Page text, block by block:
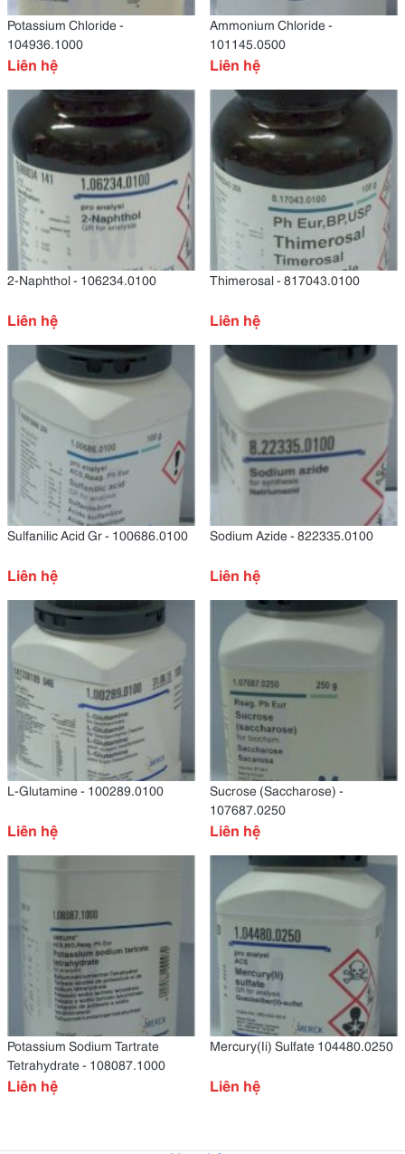
Potassium Chloride -
104936.1000
Liên hệ
Ammonium Chloride -
101145.0500
Liên hệ
2-Naphthol - 106234.0100
Liên hệ
Thimerosal - 817043.0100
Liên hệ
Sulfanilic Acid Gr - 100686.0100
Liên hệ
Sodium Azide - 822335.0100
Liên hệ
L-Glutamine - 100289.0100
Liên hệ
Sucrose (Saccharose) -
107687.0250
Liên hệ
Potassium Sodium Tartrate
Tetrahydrate - 108087.1000
Liên hệ
Mercury(Ii) Sulfate 104480.0250
Liên hệ